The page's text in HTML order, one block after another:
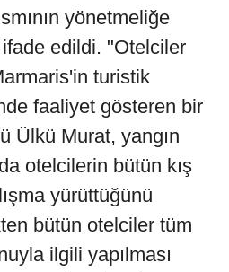
yönetmeliğe
edildi. "Otelciler
turistik
faaliyet gösteren bir
Ülkü Murat, yangın
otelcilerin bütün kış
yürüttüğünü
bütün otelciler tüm
ilgili yapılması